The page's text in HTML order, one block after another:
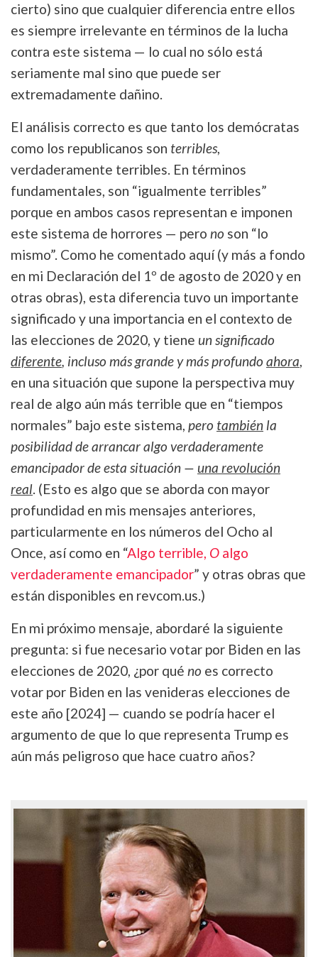
cierto) sino que cualquier diferencia entre ellos
es siempre irrelevante en términos de la lucha
contra este sistema — lo cual no sólo está
seriamente mal sino que puede ser
extremadamente dañino.
El análisis correcto es que tanto los demócratas
como los republicanos son terribles,
verdaderamente terribles. En términos
fundamentales, son “igualmente terribles”
porque en ambos casos representan e imponen
este sistema de horrores — pero no son “lo
mismo”. Como he comentado aquí (y más a fondo
en mi Declaración del 1º de agosto de 2020 y en
otras obras), esta diferencia tuvo un importante
significado y una importancia en el contexto de
las elecciones de 2020, y tiene un significado
diferente, incluso más grande y más profundo ahora,
en una situación que supone la perspectiva muy
real de algo aún más terrible que en “tiempos
normales” bajo este sistema, pero también la
posibilidad de arrancar algo verdaderamente
emancipador de esta situación — una revolución
real. (Esto es algo que se aborda con mayor
profundidad en mis mensajes anteriores,
particularmente en los números del Ocho al
Once, así como en “Algo terrible, O algo
verdaderamente emancipador” y otras obras que
están disponibles en revcom.us.)
En mi próximo mensaje, abordaré la siguiente
pregunta: si fue necesario votar por Biden en las
elecciones de 2020, ¿por qué no es correcto
votar por Biden en las venideras elecciones de
este año [2024] — cuando se podría hacer el
argumento de que lo que representa Trump es
aún más peligroso que hace cuatro años?